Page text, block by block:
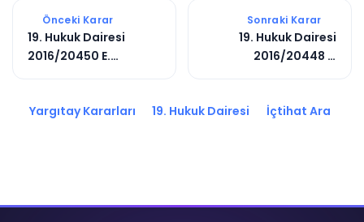
Önceki Karar
19. Hukuk Dairesi
2016/20450 E.
Sonraki Karar
19. Hukuk Dairesi
2016/20448 E.
Yargıtay Kararları 19. Hukuk Dairesi İçtihat Ara